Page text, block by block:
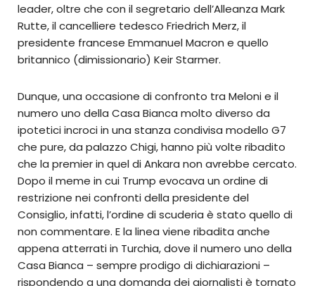
leader, oltre che con il segretario dell’Alleanza Mark
Rutte, il cancelliere tedesco Friedrich Merz, il
presidente francese Emmanuel Macron e quello
britannico (dimissionario) Keir Starmer.
Dunque, una occasione di confronto tra Meloni e il
numero uno della Casa Bianca molto diverso da
ipotetici incroci in una stanza condivisa modello G7
che pure, da palazzo Chigi, hanno più volte ribadito
che la premier in quel di Ankara non avrebbe cercato.
Dopo il meme in cui Trump evocava un ordine di
restrizione nei confronti della presidente del
Consiglio, infatti, l’ordine di scuderia è stato quello di
non commentare. E la linea viene ribadita anche
appena atterrati in Turchia, dove il numero uno della
Casa Bianca – sempre prodigo di dichiarazioni –
rispondendo a una domanda dei giornalisti è tornato